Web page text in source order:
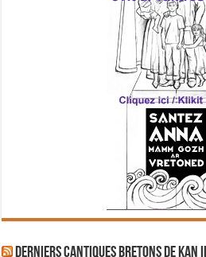
Derniers cantiques bretons de Kan